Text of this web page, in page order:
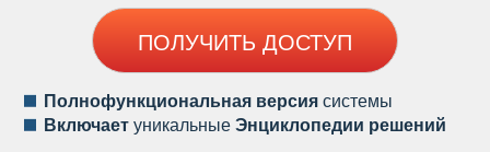
ПОЛУЧИТЬ ДОСТУП
Полнофункциональная версиясистемы
ключаетуникальныеЭнциклопедии решений